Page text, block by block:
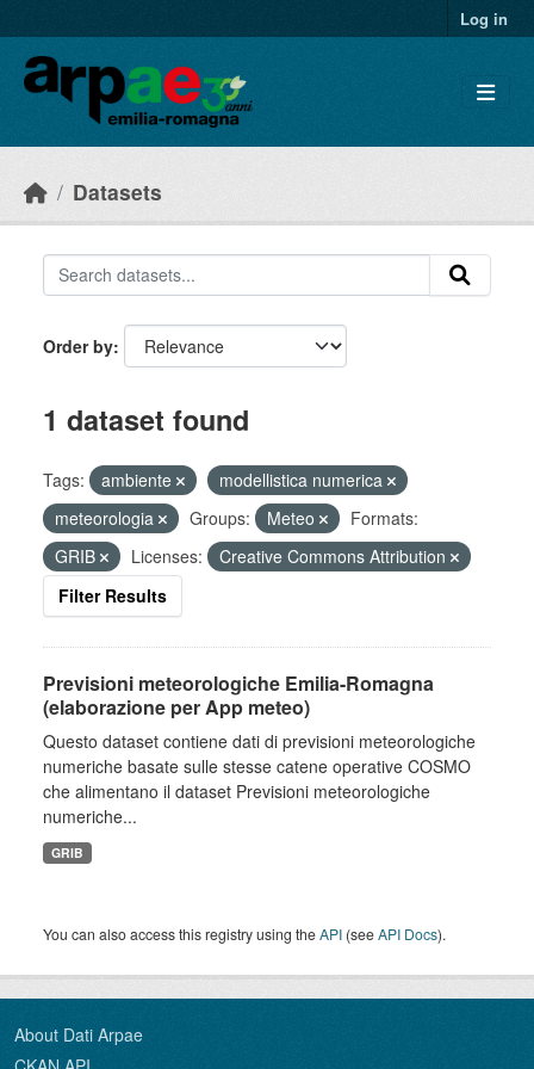
Log in
Datasets
Order by
1 dataset found
Tags: ambiente
modellistica numerica
meteorologia
Groups: Meteo
Formats:
GRIB
Licenses:
Creative Commons Attribution
Filter Results
Previsioni meteorologiche Emilia-Romagna
(elaborazione per App meteo)
Questo dataset contiene dati di previsioni meteorologiche
numeriche basate sulle stesse catene operative COSMO
che alimentano il dataset Previsioni meteorologiche
numeriche...
GRIB
You can also access this registry using theAPI (seeAPI Docs).
About Dati Arpae